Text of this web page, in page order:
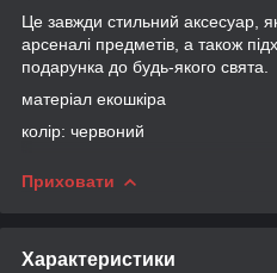
Це завжди стильний аксесуар,
арсеналі предметів, а також
подарунка до будь-якого свята.
матеріал екошкіра
колір: червоний
Приховати
Характеристики